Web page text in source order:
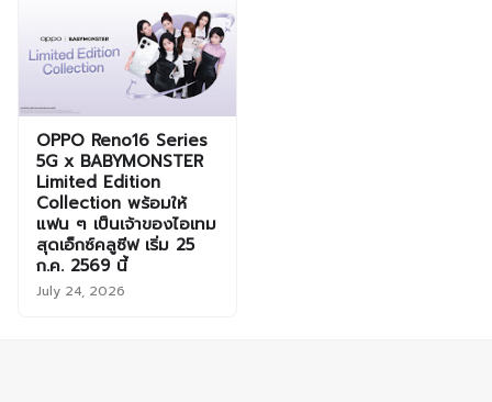
OPPO Reno16 Series
5G x BABYMONSTER
Limited Edition
Collection พร้อมให้
แฟน ๆ เป็นเจ้าของไอเทม
สุดเอ็กซ์คลูซีฟ เริ่ม 25
ก.ค. 2569 นี้
July 24, 2026